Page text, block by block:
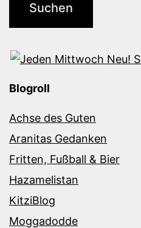
Blogroll
Achse des Guten
Aranitas Gedanken
Fritten, Fußball & Bier
Hazamelistan
KitziBlog
Moggadodde